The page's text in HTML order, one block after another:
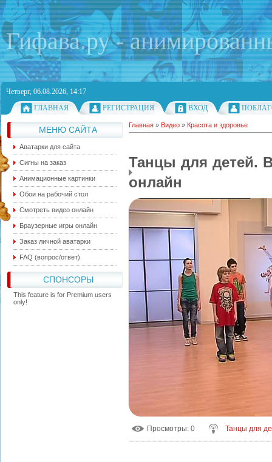
Гифава.ру -
Четверг, 06.08.2026, 14:17
ГЛАВНАЯ
РЕГИСТРАЦИЯ ВХОД
МЕНЮ САЙТА
Аватарки для сайта
Сигны на заказ
Анимационные картинки
Обои на рабочий стол
Смотреть видео онлайн
Браузерные игры онлайн
Заказ личной аватарки
FAQ (вопрос/ответ)
СПОНСОРЫ
This feature is for Premium users
only!
Главная » Видео » Красота и здоровье
Танцы для детей.
онлайн
Просмотры: 0 Танцы для